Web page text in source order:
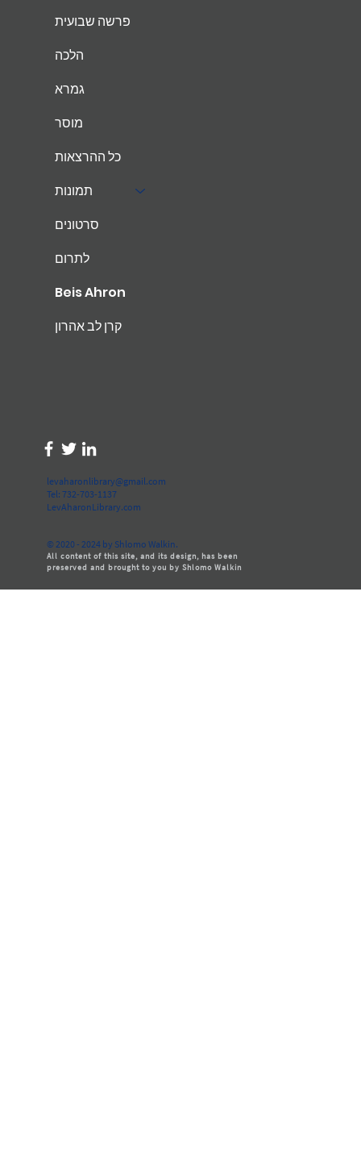
פרשה שבועית
הלכה
גמרא
מוסר
כל ההרצאות
תמונות
סרטונים
לתרום
Beis Ahron
קרן לב אהרון
levaharonlibrary@gmail.com
Tel: 732-703-1137
LevAharonLibrary.com
© 2020 - 2024 by Shlomo Walkin.
All content of this site, and its design, has been
preserved and brought to you by Shlomo Walkin